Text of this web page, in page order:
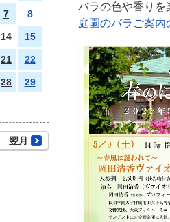
バラの色や香りを
庭園のバラご案内
7 8
14 15
21 22
28 29
翌月